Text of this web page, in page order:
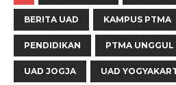
BERITA UAD KAMPUS PTMA
PENDIDIKAN PTMA UNGGUL
UAD JOGJA UAD